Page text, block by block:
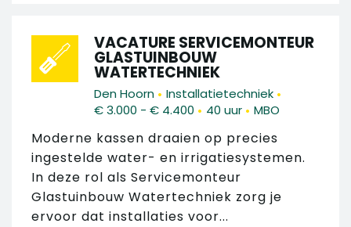
VACATURE SERVICEMONTEUR
GLASTUINBOUW
WATERTECHNIEK
Den Hoorn • Installatietechniek •
€ 3.000 - € 4.400 • 40 uur • MBO
Moderne kassen draaien op precies
ingestelde water- en irrigatiesystemen.
In deze rol als Servicemonteur
Glastuinbouw Watertechniek zorg je
ervoor dat installaties voor...